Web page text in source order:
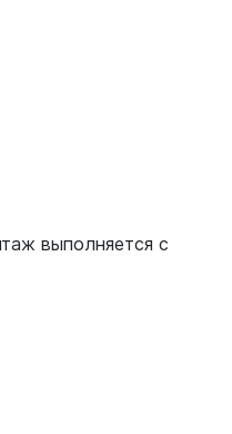
выполняется с